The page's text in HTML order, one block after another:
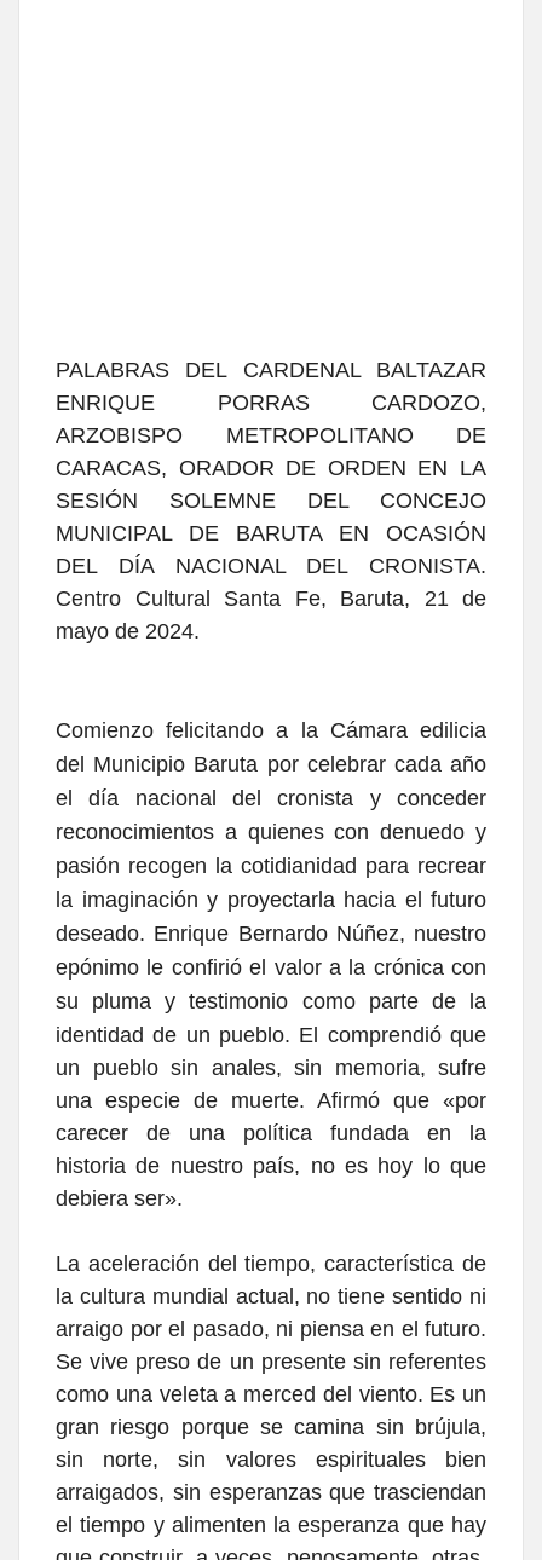
PALABRAS DEL CARDENAL BALTAZAR
ENRIQUE PORRAS CARDOZO,
ARZOBISPO METROPOLITANO DE
CARACAS, ORADOR DE ORDEN EN LA
SESIÓN SOLEMNE DEL CONCEJO
MUNICIPAL DE BARUTA EN OCASIÓN
DEL DÍA NACIONAL DEL CRONISTA.
Centro Cultural Santa Fe, Baruta, 21 de
mayo de 2024.
Comienzo felicitando a la Cámara edilicia
del Municipio Baruta por celebrar cada año
el día nacional del cronista y conceder
reconocimientos a quienes con denuedo y
pasión recogen la cotidianidad para recrear
la imaginación y proyectarla hacia el futuro
deseado. Enrique Bernardo Núñez, nuestro
epónimo le confirió el valor a la crónica con
su pluma y testimonio como parte de la
identidad de un pueblo. El comprendió que
un pueblo sin anales, sin memoria, sufre
una especie de muerte. Afirmó que «por
carecer de una política fundada en la
historia de nuestro país, no es hoy lo que
debiera ser».
La aceleración del tiempo, característica de
la cultura mundial actual, no tiene sentido ni
arraigo por el pasado, ni piensa en el futuro.
Se vive preso de un presente sin referentes
como una veleta a merced del viento. Es un
gran riesgo porque se camina sin brújula,
sin norte, sin valores espirituales bien
arraigados, sin esperanzas que trasciendan
el tiempo y alimenten la esperanza que hay